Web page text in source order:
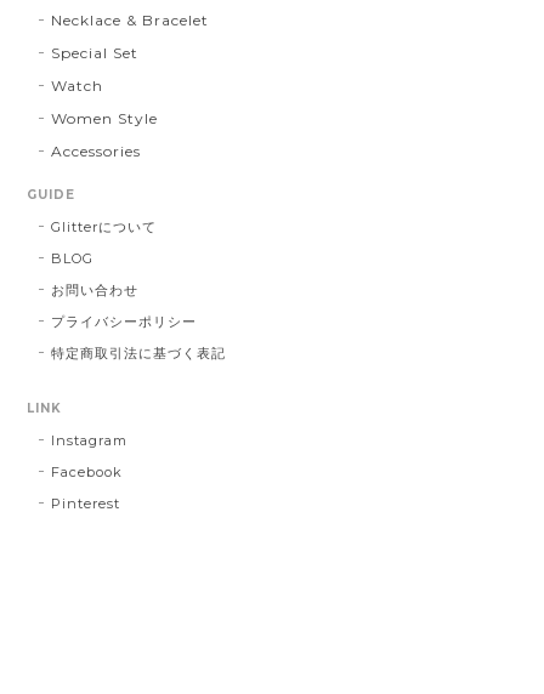
Necklace & Bracelet
Special Set
Watch
Women Style
Accessories
GUIDE
Glitterについて
BLOG
お問い合わせ
プライバシーポリシー
特定商取引法に基づく表記
LINK
Instagram
Facebook
Pinterest